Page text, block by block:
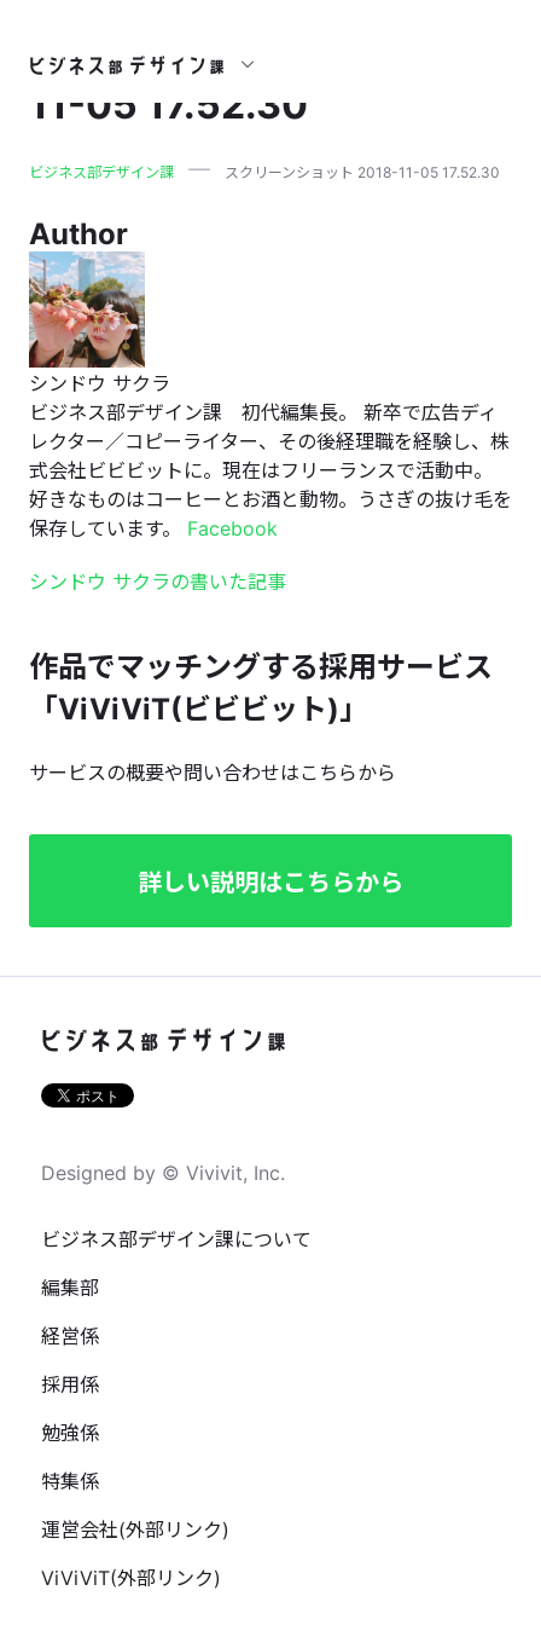
スクリーンショット 2018-
11-05 17.52.30
ビジネス部デザイン課 スクリーンショット 2018-11-05 17.52.30
Author
シンドウ サクラ
ビジネス部デザイン課 初代編集長。 新卒で広告ディ
レクター／コピーライター、その後経理職を経験し、株
式会社ビビビットに。現在はフリーランスで活動中。
好きなものはコーヒーとお酒と動物。うさぎの抜け毛を
保存しています。 Facebook
シンドウ サクラの書いた記事
作品でマッチングする採用サービス
「ViViViT(ビビビット)」
サービスの概要や問い合わせはこちらから
詳しい説明はこちらから
Designed by © Vivivit, Inc.
ビジネス部デザイン課について
編集部
経営係
採用係
勉強係
特集係
運営会社(外部リンク)
ViViViT(外部リンク)